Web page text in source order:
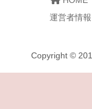
運営者情報
Copyright ©